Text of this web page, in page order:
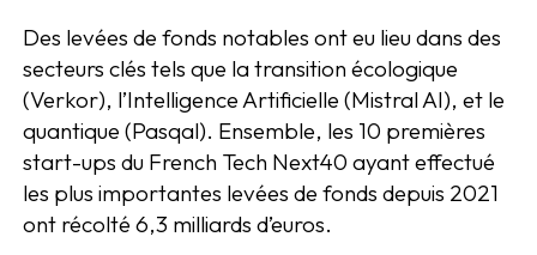
Des levées de fonds notables ont eu lieu dans des
secteurs clés tels que la transition écologique
(Verkor), l’Intelligence Artificielle (Mistral AI), et le
quantique (Pasqal). Ensemble, les 10 premières
start-ups du French Tech Next40 ayant effectué
les plus importantes levées de fonds depuis 2021
ont récolté 6,3 milliards d’euros.